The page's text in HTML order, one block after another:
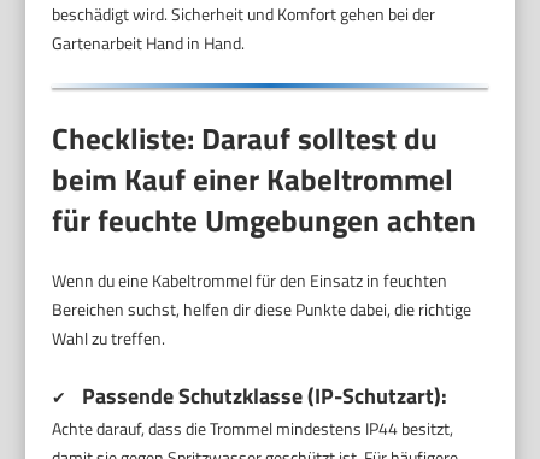
beschädigt wird. Sicherheit und Komfort gehen bei der
Gartenarbeit Hand in Hand.
Checkliste: Darauf solltest du
beim Kauf einer Kabeltrommel
für feuchte Umgebungen achten
Wenn du eine Kabeltrommel für den Einsatz in feuchten
Bereichen suchst, helfen dir diese Punkte dabei, die richtige
Wahl zu treffen.
✔ Passende Schutzklasse (IP-Schutzart):
Achte darauf, dass die Trommel mindestens IP44 besitzt,